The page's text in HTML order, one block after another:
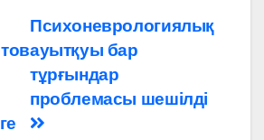
Психоневрологиялық
ауытқуы бар
тұрғындар
проблемасы шешілді